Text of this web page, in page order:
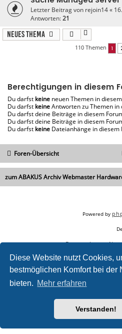
Diese Website nutzt Cookies,
bestmöglichen Komfort bei der
bieten. Mehr erfahren
Verstanden!
Letzter Beitrag von rejoin14«
Antworten:21
Neues Thema
110 Themen 1
Berechtigungen in diesem
Du darfst keine neuen Themen in
Du darfst keineAntworten zu Themen
Du darfst deine Beiträge in diesem
Du darfst deine Beiträge in diesem
Du darfst keine Dateianhänge in diesem
Foren-Übersicht
zum ABAKUS Archiv Webmaster
Powered by
Datenschutz|
SEO
SEO Workshops | SEO Beratung
Sie lesen gerade:Webmaster Hardware,